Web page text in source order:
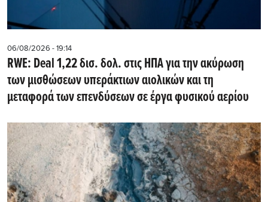
06/08/2026 - 19:14
RWE: Deal 1,22 δισ. δολ. στις ΗΠΑ για την ακύρωση
των μισθώσεων υπεράκτιων αιολικών και τη
μεταφορά των επενδύσεων σε έργα φυσικού αερίου